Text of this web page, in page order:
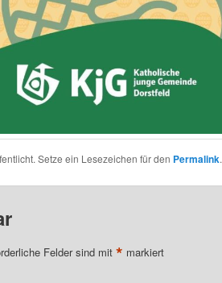
Setze ein Lesezeichen für den Permalink.
Felder sind mit * markiert